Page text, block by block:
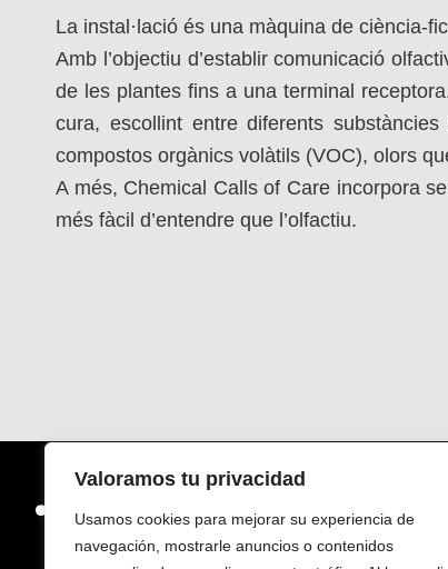
Valoramos tu privacidad
Usamos cookies para mejorar su experiencia de
navegación, mostrarle anuncios o contenidos
La instal·lació és una màquina de ciència-
Amb l’objectiu d’establir comunicació
de les plantes fins a una terminal
cura, escollint entre diferents
compostos orgànics volàtils (VOC), olors
A més, Chemical Calls of Care incorpora
més fàcil d’entendre que l’olfactiu.